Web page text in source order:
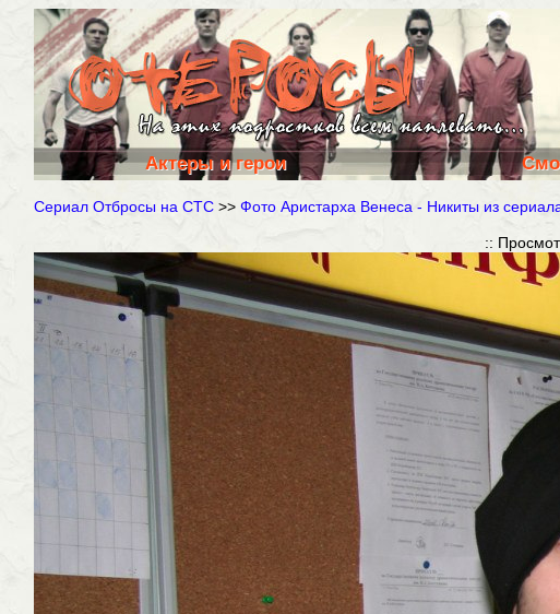
Актеры и герои
Сериал Отбросы на СТС >> Фото Аристарха Венеса - Никиты из
::